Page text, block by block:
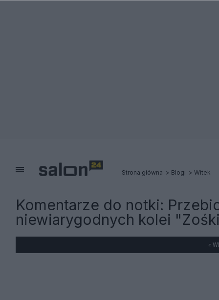
Strona główna Blogi Witek
Komentarze do notki:
niewiarygodnych kolei "Zośki
«